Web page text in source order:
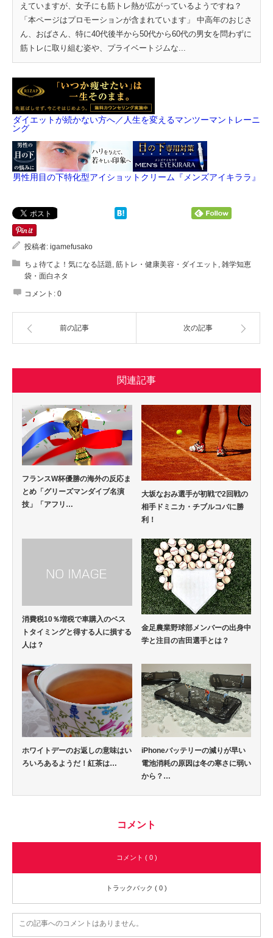
えていますが、女子にも筋トレ熱が広がっているようですね？
「本ページはプロモーションが含まれています」 中高年のおじさ
ん、おばさん、特に40代後半から50代から60代の男女を問わずに
筋トレに取り組む姿や、プライベートジムな...
ダイエットが続かない方へ／人生を変えるマンツーマントレーニ
ング
男性用目の下特化型アイショットクリーム『メンズアイキララ』
投稿者: igamefusako
ちょ待てよ！気になる話題, 筋トレ・健康美容・ダイエット , 雑学知恵
袋・面白ネタ
コメント: 0
前の記事 次の記事
関連記事
フランスW杯優勝の海外の反応ま
とめ「グリーズマンダイブ名演
技」「アフリ…
大坂なおみ選手が初戦で2回戦の
相手ドミニカ・チブルコバに勝
利！
消費税10％増税で車購入のベス
トタイミングと得する人に損する
人は？
金足農業野球部メンバーの出身中
学と注目の吉田選手とは？
ホワイトデーのお返しの意味はい
ろいろあるようだ！紅茶は…
iPhoneバッテリーの減りが早い
電池消耗の原因は冬の寒さに弱い
から？…
コメント
コメント ( 0 )
トラックバック ( 0 )
この記事へのコメントはありません。